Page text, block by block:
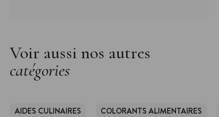
Voir aussi nos autres
catégories
AIDES CULINAIRES COLORANTS ALIMENTAIRES